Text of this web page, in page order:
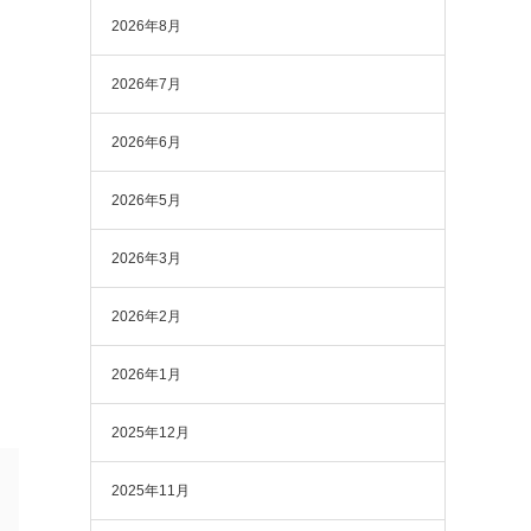
2026年8月
2026年7月
2026年6月
2026年5月
2026年3月
2026年2月
2026年1月
2025年12月
2025年11月